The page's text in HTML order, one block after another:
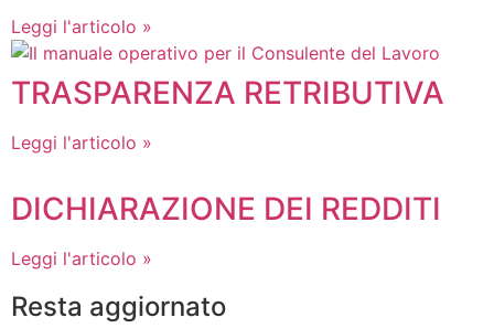
Leggi l'articolo »
TRASPARENZA RETRIBUTIVA
Leggi l'articolo »
DICHIARAZIONE DEI REDDITI
Leggi l'articolo »
Resta aggiornato